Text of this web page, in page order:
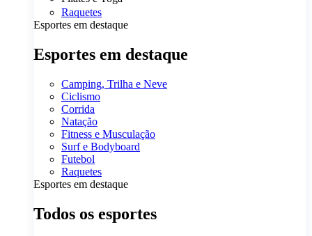
Raquetes
Esportes em destaque
Esportes em destaque
Camping, Trilha e Neve
Ciclismo
Corrida
Natação
Fitness e Musculação
Surf e Bodyboard
Futebol
Raquetes
Esportes em destaque
Todos os esportes